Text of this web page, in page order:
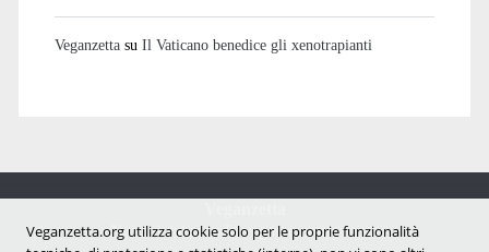
Veganzettasu Il Vaticano benedice gli xenotrapianti
Notizie dal mondo vegan e antispecista
Veganzetta.org utilizza cookie solo per le proprie funzionalità